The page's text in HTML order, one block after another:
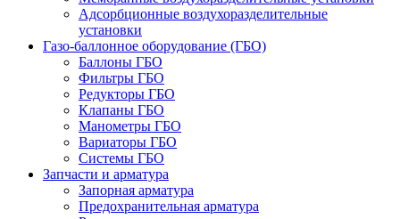
Адсорбционные воздухоразделительные
установки
Газо-баллонное оборудование (ГБО)
Баллоны ГБО
Фильтры ГБО
Редукторы ГБО
Клапаны ГБО
Манометры ГБО
Вариаторы ГБО
Системы ГБО
Запчасти и арматура
Запорная арматура
Предохранительная арматура